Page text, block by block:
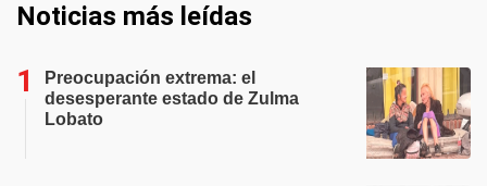
Noticias más leídas
Preocupación extrema: el
desesperante estado de Zulma
Lobato